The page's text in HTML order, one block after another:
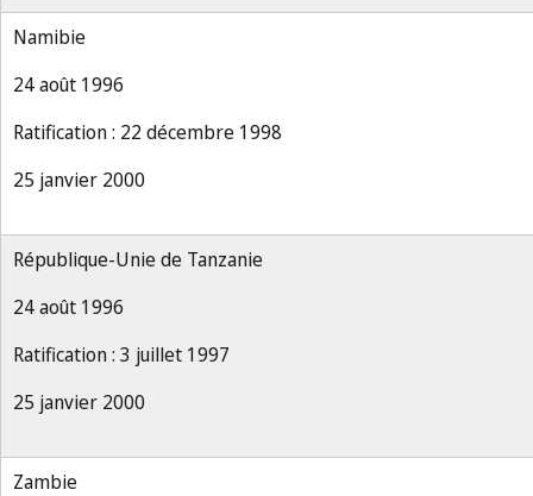
Namibie
24 août 1996
Ratification : 22 décembre 1998
25 janvier 2000
République-Unie de Tanzanie
24 août 1996
Ratification : 3 juillet 1997
25 janvier 2000
Zambie